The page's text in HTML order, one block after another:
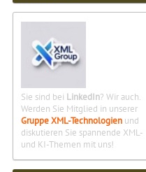
Sie sind bei LinkedIn? Wir auch.
Werden Sie Mitglied in unserer
Gruppe XML-Technologien und
diskutieren Sie spannende XML-
und KI-Themen mit uns!